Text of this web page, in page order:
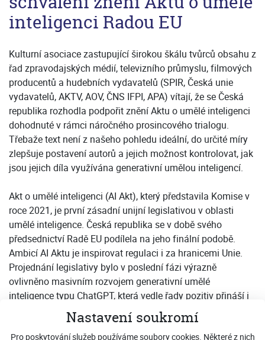
Nastavení soukromí
Pro poskytování služeb používáme soubory cookies. Některé z nich
inteligenci Radou EU
Kulturní asociace zastupující širokou škálu tvůrců obsahu z
řad zpravodajských médií, televizního průmyslu, filmových
producentů a hudebních vydavatelů (SPIR, Česká unie
vydavatelů, AKTV, AOV, ČNS IFPI, APA) vítají, že se Česká
republika rozhodla podpořit znění Aktu o umělé inteligenci
dohodnuté v rámci náročného prosincového trialogu.
Třebaže text není z našeho pohledu ideální, do určité míry
zlepšuje postavení autorů a jejich možnost kontrolovat, jak
jsou jejich díla využívána generativní umělou inteligencí.
Akt o umělé inteligenci (AI Akt), který představila Komise v
roce 2021, je první zásadní unijní legislativou v oblasti
umělé inteligence. Česká republika se v době svého
předsednictví Radě EU podílela na jeho finální podobě.
Ambicí AI Aktu je inspirovat regulaci i za hranicemi Unie.
Projednání legislativy bylo v poslední fázi výrazně
ovlivněno masivním rozvojem generativní umělé
inteligence typu ChatGPT, která vedle řady pozitiv přináší i
některá negativa.
Mezi ně lze zahrnout problematiku netransparentnosti